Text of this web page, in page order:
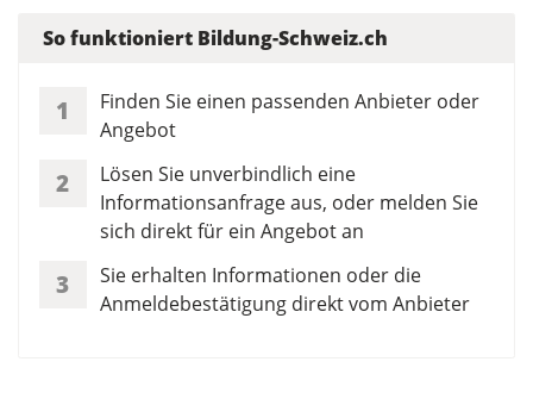
So funktioniert Bildung-Schweiz.ch
1
Finden Sie einen passenden Anbieter oder
Angebot
2
Lösen Sie unverbindlich eine
Informationsanfrage aus, oder melden Sie
sich direkt für ein Angebot an
3
Sie erhalten Informationen oder die
Anmeldebestätigung direkt vom Anbieter